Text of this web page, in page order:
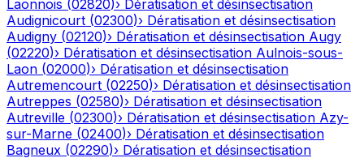
Laonnois (02820)› Dératisation et désinsectisation
Audignicourt (02300)› Dératisation et désinsectisation
Audigny (02120)› Dératisation et désinsectisation Augy
(02220)› Dératisation et désinsectisation Aulnois-sous-
Laon (02000)› Dératisation et désinsectisation
Autremencourt (02250)› Dératisation et désinsectisation
Autreppes (02580)› Dératisation et désinsectisation
Autreville (02300)› Dératisation et désinsectisation Azy-
sur-Marne (02400)› Dératisation et désinsectisation
Bagneux (02290)› Dératisation et désinsectisation